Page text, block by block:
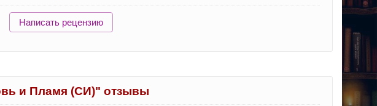
Написать рецензию
и Пламя (СИ)" отзывы